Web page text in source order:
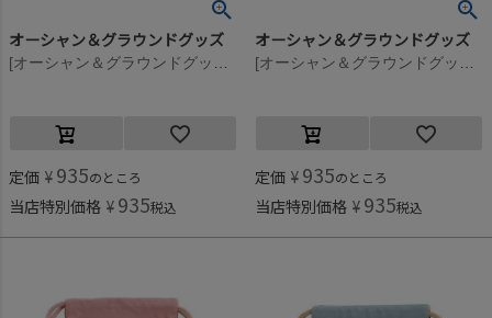
オーシャン＆グラウンドグッズ
定価 ¥ 935のところ
当店特別価格 ¥ 935税込
オーシャン＆グラウンドグッズ
定価 ¥ 935のところ
当店特別価格 ¥ 935税込